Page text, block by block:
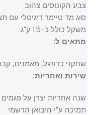
צבע הקונוסים צהוב
סוג מד טיימר דיגיטלי עם
משקל כולל כ-1.5 ק"ג
מתאים ל:
שחקני כדורגל, מאמנים, קבוצות
שירות ואחריות:
שנה אחריות יצרן על פגמים
תמיכה ע"י היבואן הרשמי